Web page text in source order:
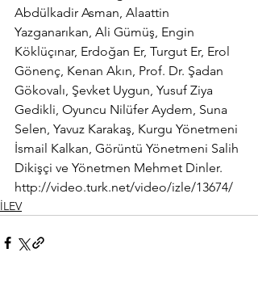
Abdülkadir Asman, Alaattin
Yazganarıkan, Ali Gümüş, Engin
Köklüçınar, Erdoğan Er, Turgut Er, Erol
Gönenç, Kenan Akın, Prof. Dr. Şadan
Gökovalı, Şevket Uygun, Yusuf Ziya
Gedikli, Oyuncu Nilüfer Aydem, Suna
Selen, Yavuz Karakaş, Kurgu Yönetmeni
İsmail Kalkan, Görüntü Yönetmeni Salih
Dikişçi ve Yönetmen Mehmet Dinler.
http://video.turk.net/video/izle/13674/
İLEV